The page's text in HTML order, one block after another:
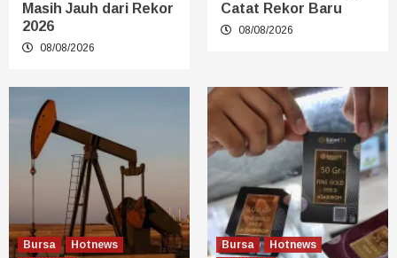
Masih Jauh dari Rekor
2026
08/08/2026
Catat Rekor Baru
08/08/2026
Bursa
Hotnews
Bursa
Hotnews